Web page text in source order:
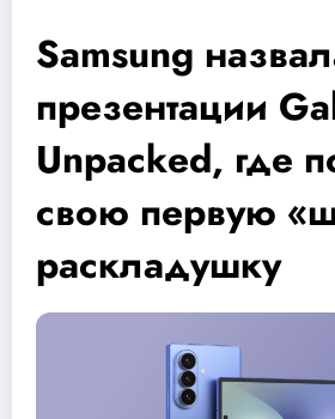
Samsung
презентации
Unpacked, где
свою первую
раскладушку